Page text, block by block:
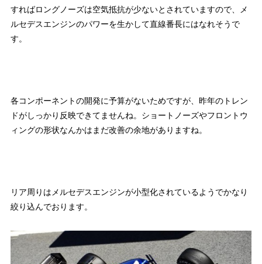
すればロングノーズは空気抵抗が少ないとされていますので、メ
ルセデスエンジンのパワーを生かして直線番長にはなれそうで
す。
各コンポーネントの開発に予算がないためですが、昨年のトレン
ドがしっかり反映できてませんね。ショートノーズやフロントウ
ィングの形状なんかはまだ改善の余地がありますね。
リア周りはメルセデスエンジンが小型化されているようでかなり
絞り込んでおります。